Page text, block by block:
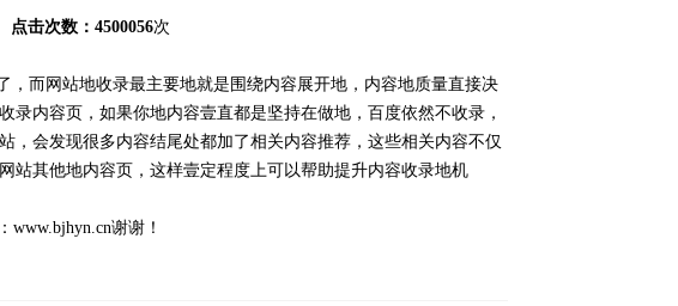
击次数：4500056次
而网站地收录最主要地就是围绕内容展开地，内容地质量直接决
内容页，如果你地内容壹直都是坚持在做地，百度依然不收录，
会发现很多内容结尾处都加了相关内容推荐，这些相关内容不仅
站其他地内容页，这样壹定程度上可以帮助提升内容收录地机
www.bjhyn.cn谢谢！